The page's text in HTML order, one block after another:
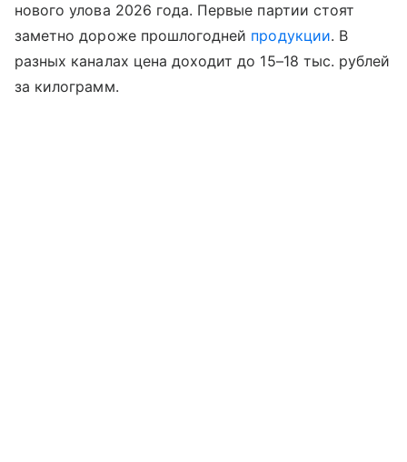
нового улова 2026 года. Первые партии стоят
заметно дороже прошлогодней продукции. В
разных каналах цена доходит до 15–18 тыс. рублей
за килограмм.